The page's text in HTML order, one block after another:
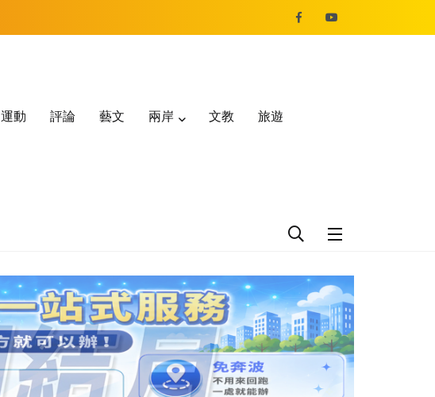
運動 評論 藝文 兩岸 文教 旅遊